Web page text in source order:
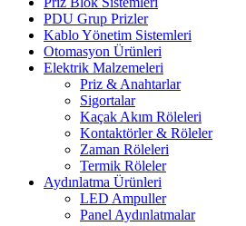
PDU Grup Prizler
Kablo Yönetim Sistemleri
Otomasyon Ürünleri
Elektrik Malzemeleri
Priz & Anahtarlar
Sigortalar
Kaçak Akım Röleleri
Kontaktörler & Röleler
Zaman Röleleri
Termik Röleler
Aydınlatma Ürünleri
LED Ampuller
Panel Aydınlatmalar